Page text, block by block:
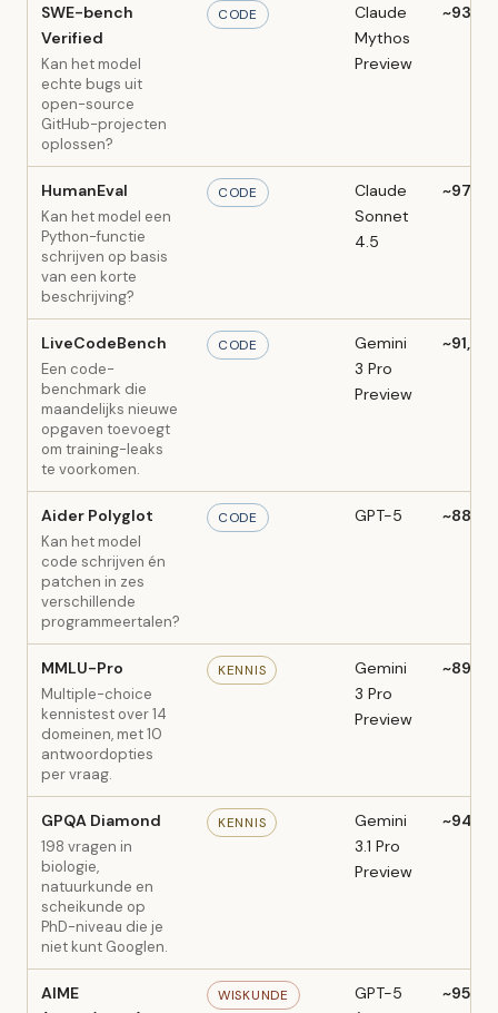
SWE-bench
Verified
Kan het model
echte bugs uit
open-source
GitHub-projecten
oplossen?
CODE
Claude
Mythos
Preview
~93,9%
HumanEval
Kan het model een
Python-functie
schrijven op basis
van een korte
beschrijving?
CODE
Claude
Sonnet
4.5
~97,6%
LiveCodeBench
Een code-
benchmark die
maandelijks nieuwe
opgaven toevoegt
om training-leaks
te voorkomen.
CODE
Gemini
3 Pro
Preview
~91,7%
Aider Polyglot
Kan het model
code schrijven én
patchen in zes
verschillende
programmeertalen?
CODE GPT-5 ~88%
MMLU-Pro
Multiple-choice
kennistest over 14
domeinen, met 10
antwoordopties
per vraag.
KENNIS
Gemini
3 Pro
Preview
~89,8%
GPQA Diamond
198 vragen in
biologie,
natuurkunde en
scheikunde op
PhD-niveau die je
niet kunt Googlen.
KENNIS
Gemini
3.1 Pro
Preview
~94,1%
AIME
WISKUNDE
GPT-5
~95,7%